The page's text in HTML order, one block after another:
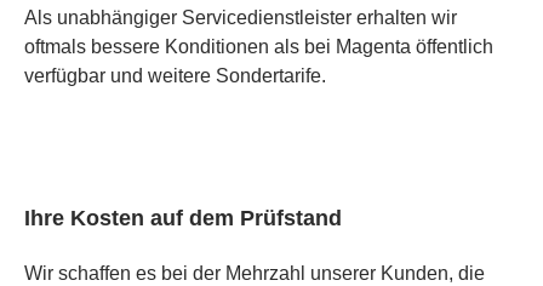
Als unabhängiger Servicedienstleister erhalten wir
oftmals bessere Konditionen als bei Magenta öffentlich
verfügbar und weitere Sondertarife.
Ihre Kosten auf dem Prüfstand
Wir schaffen es bei der Mehrzahl unserer Kunden, die